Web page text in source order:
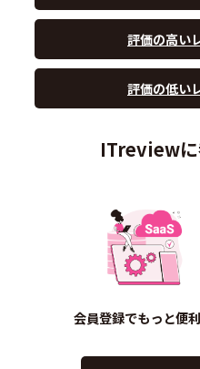
評価の高い
評価の低い
ITreviewに
会員登録でもっと便